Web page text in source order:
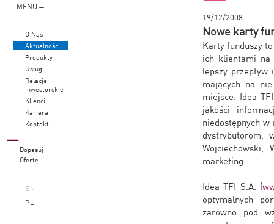
MENU
O Nas
Aktualności
Produkty
Usługi
Relacje
Inwestorskie
Klienci
Kariera
Kontakt
Dopasuj
Ofertę
EN
PL
19/12/2008
Nowe karty
Karty funduszy
ich klientami na
lepszy
mających na
miejsce. Idea
jakości
niedostępnych
dystrybutorom,
Wojciechowski,
marketing.
Idea TFI S.A. (
optymalnych
zarówno pod